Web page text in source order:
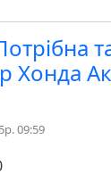
Хонда
09:59